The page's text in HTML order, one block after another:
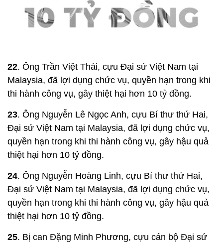
22. Ông Trần Việt Thái, cựu Đại sứ Việt Nam tại
Malaysia, đã lợi dụng chức vụ, quyền hạn trong khi
thi hành công vụ, gây thiệt hại hơn 10 tỷ đồng.
23. Ông Nguyễn Lê Ngọc Anh, cựu Bí thư thứ Hai,
Đại sứ Việt Nam tại Malaysia, đã lợi dụng chức vụ,
quyền hạn trong khi thi hành công vụ, gây hậu quả
thiệt hại hơn 10 tỷ đồng.
24. Ông Nguyễn Hoàng Linh, cựu Bí thư thứ Hai,
Đại sứ Việt Nam tại Malaysia, đã lợi dụng chức vụ,
quyền hạn trong khi thi hành công vụ, gây hậu quả
thiệt hại hơn 10 tỷ đồng.
25. Bị can Đặng Minh Phương, cựu cán bộ Đại sứ